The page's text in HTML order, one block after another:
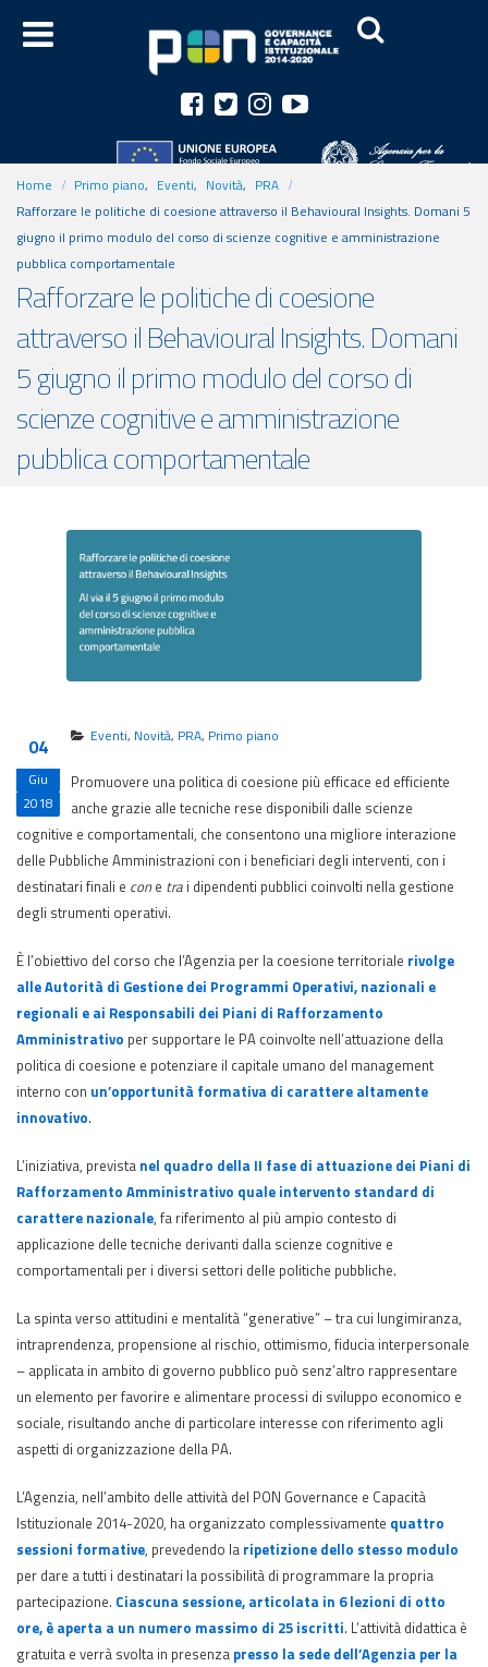
Home Primo piano, Eventi, Novità, PRA
Rafforzare le politiche di coesione attraverso il Behavioural Insights. Domani 5
giugno il primo modulo del corso di scienze cognitive e amministrazione
pubblica comportamentale
Rafforzare le politiche di coesione
attraverso il Behavioural Insights. Domani
5 giugno il primo modulo del corso di
scienze cognitive e amministrazione
pubblica comportamentale
04
Giu
2018
Eventi, Novità, PRA, Primo piano
Promuovere una politica di coesione più efficace ed efficiente
anche grazie alle tecniche rese disponibili dalle scienze
cognitive e comportamentali, che consentono una migliore interazione
delle Pubbliche Amministrazioni con i beneficiari degli interventi, con i
destinatari finali e cone tra i dipendenti pubblici coinvolti nella gestione
degli strumenti operativi.
È l’obiettivo del corso che l’Agenzia per la coesione territoriale rivolge
alle Autorità di Gestione dei Programmi Operativi, nazionali e
regionali e ai Responsabili dei Piani di Rafforzamento
Amministrativo per supportare le PA coinvolte nell’attuazione della
politica di coesione e potenziare il capitale umano del management
interno con un’opportunità formativa di carattere altamente
innovativo.
L’iniziativa, prevista nel quadro della II fase di attuazione dei Piani di
Rafforzamento Amministrativo quale intervento standard di
carattere nazionale, fa riferimento al più ampio contesto di
applicazione delle tecniche derivanti dalla scienze cognitive e
comportamentali per i diversi settori delle politiche pubbliche.
La spinta verso attitudini e mentalità “generative” – tra cui lungimiranza,
intraprendenza, propensione al rischio, ottimismo, fiducia interpersonale
– applicata in ambito di governo pubblico può senz’altro rappresentare
un elemento per favorire e alimentare processi di sviluppo economico e
sociale, risultando anche di particolare interesse con riferimento agli
aspetti di organizzazione della PA.
L’Agenzia, nell’ambito delle attività del PON Governance e Capacità
Istituzionale 2014-2020, ha organizzato complessivamente quattro
sessioni formative, prevedendo la ripetizione dello stesso modulo
per dare a tutti i destinatari la possibilità di programmare la propria
partecipazione. Ciascuna sessione, articolata in 6 lezioni di otto
ore, è aperta a un numero massimo di 25 iscritti. L’attività didattica è
gratuita e verrà svolta in presenza presso la sede dell’Agenzia per la